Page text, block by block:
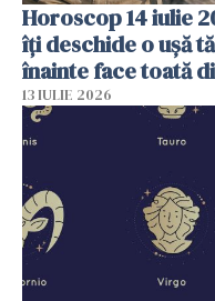
Horoscop 14 iulie
îți deschide o ușă
înainte face toată
13 IULIE 2026